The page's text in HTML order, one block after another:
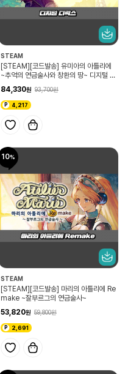
STEAM
[STEAM][코드발송] 유미아의 아틀리에
~추억의 연금술사와 창환의 땅~ 디지털 디
84,330 93,700
4,217
10
STEAM
[STEAM][코드발송] 마리의 아틀리에 Re
make ~잘부르그의 연금술사~
53,820
59,800
2,691